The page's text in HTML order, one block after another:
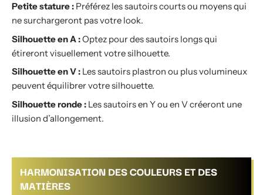
Petite stature : Préférez les sautoirs courts ou moyens qui
ne surchargeront pas votre look.
Silhouette en A :Optez pour des sautoirs longs qui
étireront visuellement votre silhouette.
Silhouette en V : Les sautoirs plastron ou plus volumineux
peuvent équilibrer votre silhouette.
Silhouette ronde : Les sautoirs en Y ou en V créeront une
illusion d’allongement.
HARMONISATION DES COULEURS ET DES
MATIÈRES